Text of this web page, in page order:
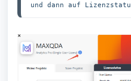
und dann auf